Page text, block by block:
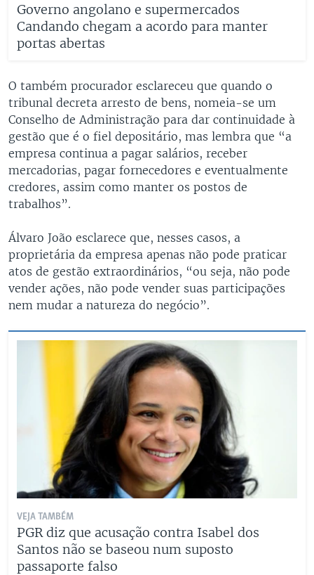
Governo angolano e supermercados
Candando chegam a acordo para manter
portas abertas
O também procurador esclareceu que quando o
tribunal decreta arresto de bens, nomeia-se um
Conselho de Administração para dar continuidade à
gestão que é o fiel depositário, mas lembra que “a
empresa continua a pagar salários, receber
mercadorias, pagar fornecedores e eventualmente
credores, assim como manter os postos de
trabalhos”.
Álvaro João esclarece que, nesses casos, a
proprietária da empresa apenas não pode praticar
atos de gestão extraordinários, “ou seja, não pode
vender ações, não pode vender suas participações
nem mudar a natureza do negócio”.
VEJA TAMBÉM
PGR diz que acusação contra Isabel dos
Santos não se baseou num suposto
passaporte falso